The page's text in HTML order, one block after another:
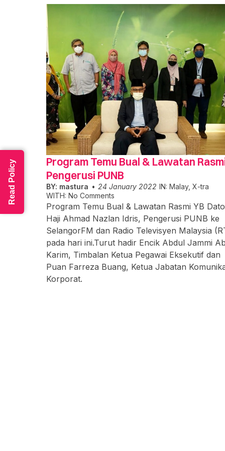
Program Temu Bual & Lawatan
Pengerusi PUNB
BY: mastura 24 January 2022 IN: Malay, X-tra
WITH: No Comments
Program Temu Bual & Lawatan Rasmi YB
Haji Ahmad Nazlan Idris, Pengerusi PUNB ke
SelangorFM dan Radio Televisyen Malaysia
pada hari ini.Turut hadir Encik Abdul Jammi
Karim, Timbalan Ketua Pegawai Eksekutif dan
Puan Farreza Buang, Ketua Jabatan
Korporat.
Read Policy